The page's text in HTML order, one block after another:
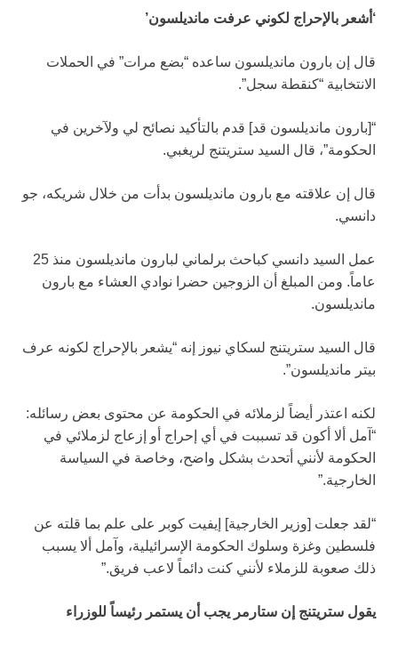
‘أشعر بالإحراج لكوني عرفت مانديلسون’
قال إن بارون مانديلسون ساعده “بضع مرات” في الحملات
الانتخابية “كنقطة سجل”.
“[بارون مانديلسون قد] قدم بالتأكيد نصائح لي ولآخرين في
الحكومة”، قال السيد ستريتنج لريغبي.
قال إن علاقته مع بارون مانديلسون بدأت من خلال شريكه، جو
دانسي.
عمل السيد دانسي كباحث برلماني لبارون مانديلسون منذ 25
عاماً. ومن المبلغ أن الزوجين حضرا نوادي العشاء مع بارون
مانديلسون.
قال السيد ستريتنج لسكاي نيوز إنه “يشعر بالإحراج لكونه عرف
بيتر مانديلسون”.
لكنه اعتذر أيضاً لزملائه في الحكومة عن محتوى بعض رسائله:
“آمل ألا أكون قد تسببت في أي إحراج أو إزعاج لزملائي في
الحكومة لأنني أتحدث بشكل واضح، وخاصة في السياسة
الخارجية.”
“لقد جعلت [وزير الخارجية] إيفيت كوبر على علم بما قلته عن
فلسطين وغزة وسلوك الحكومة الإسرائيلية، وآمل ألا يسبب
ذلك صعوبة للزملاء لأنني كنت دائماً لاعب فريق.”
يقول ستريتنج إن ستارمر يجب أن يستمر رئيساً للوزراء